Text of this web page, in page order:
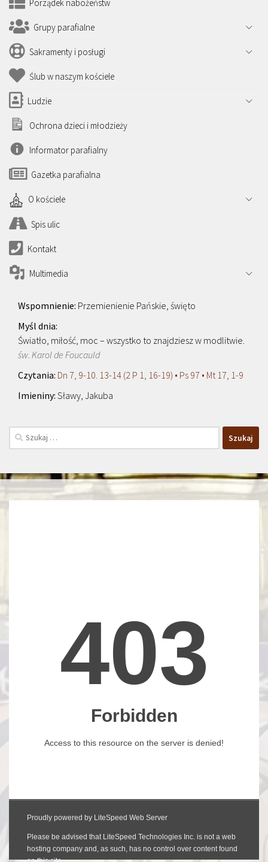
Porządek nabożeństw
Grupy parafialne
Sakramenty i posługi
Ślub w naszym kościele
Ludzie
Ochrona dzieci i młodzieży
Informator parafialny
Gazetka parafialna
O kościele
Spis ulic
Kontakt
Multimedia
Przemienienie Pańskie, święto
Światło, miłość, moc – wszystko to znajdziesz w modlitwie.
św. Karol de Foucauld
Dn 7, 9-10. 13-14 (2 P 1, 16-19) • Ps 97 • Mt 17, 1-9
Sławy, Jakuba
Szukaj: